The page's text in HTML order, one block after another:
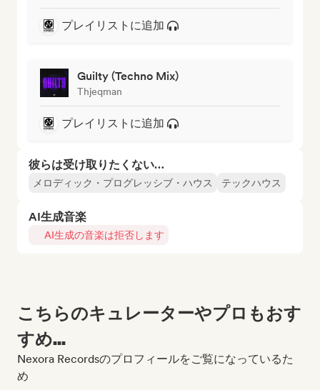
プレイリストに追加
Guilty (Techno Mix)
Thjeqman
プレイリストに追加
彼らは受け取りたくない…
メロディック・プログレッシブ・ハウス テックハウス
AI生成音楽
AI生成の音楽は拒否します
こちらのキュレーターやプロもおす
すめ...
Nexora Recordsのプロフィールをご覧になっているた
め